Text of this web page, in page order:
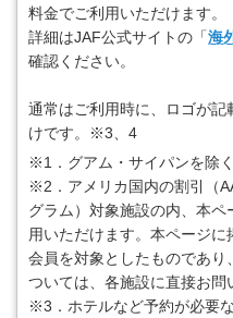
料金でご利用いただけます。
詳細はJAF公式サイトの「海
確認ください。
通常はご利用時に、ロゴが
けです。※3、4
※1．グアム・サイパンを除く
※2．アメリカ国内の割引（
グラム）対象施設の内、本ペ
用いただけます。本ページ
会員を対象としたものであ
ついては、各施設に直接お問
※3．ホテルなど予約が必要